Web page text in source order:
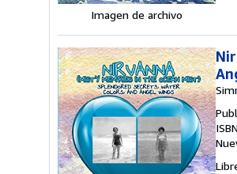
Imagen de archivo